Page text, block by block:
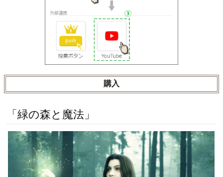
購入
「緑の森と魔法」